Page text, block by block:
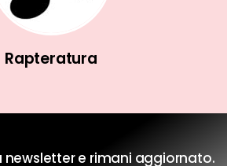
Rapteratura
newsletter e rimani aggiornato.